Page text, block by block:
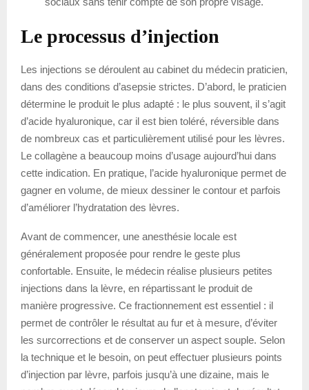
Le processus d’injection
Les injections se déroulent au cabinet du médecin praticien,
dans des conditions d’asepsie strictes. D’abord, le praticien
détermine le produit le plus adapté : le plus souvent, il s’agit
d’acide hyaluronique, car il est bien toléré, réversible dans
de nombreux cas et particulièrement utilisé pour les lèvres.
Le collagène a beaucoup moins d’usage aujourd’hui dans
cette indication. En pratique, l’acide hyaluronique permet de
gagner en volume, de mieux dessiner le contour et parfois
d’améliorer l’hydratation des lèvres.
Avant de commencer, une anesthésie locale est
généralement proposée pour rendre le geste plus
confortable. Ensuite, le médecin réalise plusieurs petites
injections dans la lèvre, en répartissant le produit de
manière progressive. Ce fractionnement est essentiel : il
permet de contrôler le résultat au fur et à mesure, d’éviter
les surcorrections et de conserver un aspect souple. Selon
la technique et le besoin, on peut effectuer plusieurs points
d’injection par lèvre, parfois jusqu’à une dizaine, mais le